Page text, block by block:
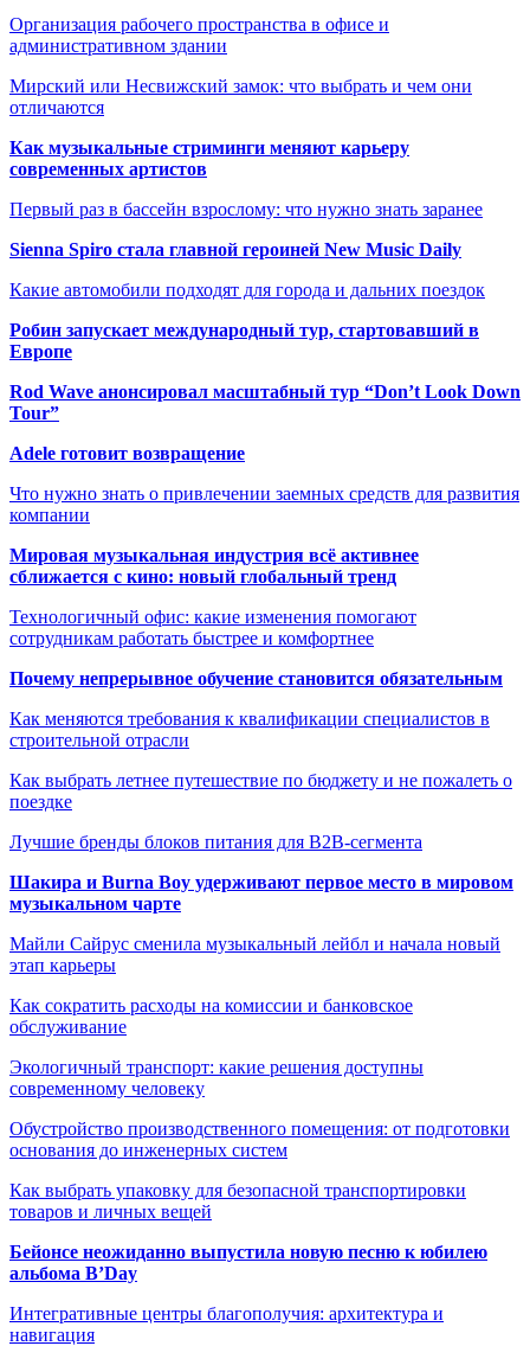
Организация рабочего пространства в офисе и
административном здании
Мирский или Несвижский замок: что выбрать и чем они
отличаются
Как музыкальные стриминги меняют карьеру
современных артистов
Первый раз в бассейн взрослому: что нужно знать заранее
Sienna Spiro стала главной героиней New Music Daily
Какие автомобили подходят для города и дальних поездок
Робин запускает международный тур, стартовавший в
Европе
Rod Wave анонсировал масштабный тур “Don’t Look Down
Tour”
Adele готовит возвращение
Что нужно знать о привлечении заемных средств для развития
компании
Мировая музыкальная индустрия всё активнее
сближается с кино: новый глобальный тренд
Технологичный офис: какие изменения помогают
сотрудникам работать быстрее и комфортнее
Почему непрерывное обучение становится обязательным
Как меняются требования к квалификации специалистов в
строительной отрасли
Как выбрать летнее путешествие по бюджету и не пожалеть о
поездке
Лучшие бренды блоков питания для B2B-сегмента
Шакира и Burna Boy удерживают первое место в мировом
музыкальном чарте
Майли Сайрус сменила музыкальный лейбл и начала новый
этап карьеры
Как сократить расходы на комиссии и банковское
обслуживание
Экологичный транспорт: какие решения доступны
современному человеку
Обустройство производственного помещения: от подготовки
основания до инженерных систем
Как выбрать упаковку для безопасной транспортировки
товаров и личных вещей
Бейонсе неожиданно выпустила новую песню к юбилею
альбома B’Day
Интегративные центры благополучия: архитектура и
навигация